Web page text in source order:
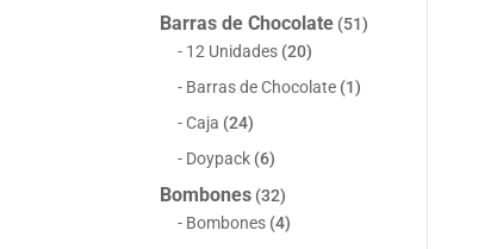
Barras de Chocolate (51)
12 Unidades (20)
Barras de Chocolate (1)
Caja (24)
Doypack (6)
Bombones (32)
Bombones (4)